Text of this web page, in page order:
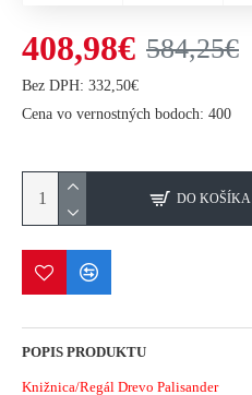
408,98€ 584,25€
Bez DPH: 332,50€
Cena vo vernostných bodoch: 400
DO KOŠÍKA
POPIS PRODUKTU
Knižnica/Regál Drevo Palisander